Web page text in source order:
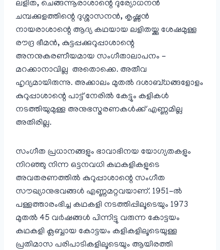
ലളിത, ചെങ്ങന്നൂരാശാന്റെ ദുര്യോധനൻ
ചമ്പക്കുളത്തിന്റെ ദുശ്ശാസനൻ, കൃഷ്ണൻ
നായരാശാന്റെ ആദ്യ കഥയായ ലളിതയ്ക്കു ശേഷമുള്ള
രൗദ്ര ഭീമൻ, കുട്ടപ്പക്കുറുപ്പാശാന്റെ
അനനുകരണീയമായ സംഗീതാലാപനം –
മറക്കാനാവില്ല അതൊക്കെ. അതീവ
ഹൃദ്യമായിരുന്നു. അക്കാലം മുതൽ ദശാബ്ധങ്ങളോളം
കുറുപ്പാശാന്റെ പാട്ട് നേരിൽ കേട്ടും കളികൾ
നടത്തിയുമുള്ള അനുഭസ്മരണകൾക്ക് എണ്ണമില്ല
അതിരില്ല.
സംഗീത പ്രധാനങ്ങളും ഭാവാഭിനയ യോഗ്യതകളും
നിറഞ്ഞു നിന്ന ഒട്ടനവധി കഥകളികളുടെ
അവതരണത്തിൽ കുറുപ്പാശാന്റെ സംഗീത
സൗഖ്യാനുഭവങ്ങൾ എണ്ണമറ്റവയാണ്. 1951-ൽ
പള്ളത്താരംഭിച്ച കഥകളി നടത്തിപ്പിലൂടെയും 1973
മുതൽ 45 വർഷങ്ങൾ പിന്നിട്ടു വരുന്ന കോട്ടയം
കഥകളി ക്ലബ്ബായ കോട്ടയം കളികളിലൂടെയുള്ള
പ്രതിമാസ പരിപാടികളിലൂടെയും ആയിരത്തി